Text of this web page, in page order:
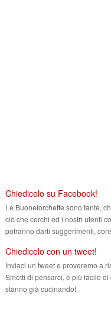
Chiedicelo su Facebook!
Le Buoneforchette sono tante,
ciò che cerchi ed i nostri utenti
potranno darti suggerimenti,
Chiedicelo con un tweet!
Inviaci un tweet e proveremo a
Smetti di pensarci, è più facile
stanno già cucinando!